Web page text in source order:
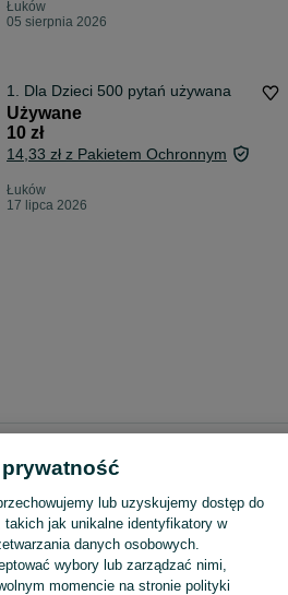
Łuków
05 sierpnia 2026
1. Dla Dzieci 500 pytań używana
Używane
10 zł
14,33 zł z Pakietem Ochronnym
Łuków
17 lipca 2026
edukacyjne - Łuków
z kulkami,zabawki ogrodowe,zabawki
Zobacz
lub uzyskujemy dostęp do
takich jak unikalne identyfikatory w
danych osobowych.
wybory lub zarządzać nimi,
momencie na stronie polityki